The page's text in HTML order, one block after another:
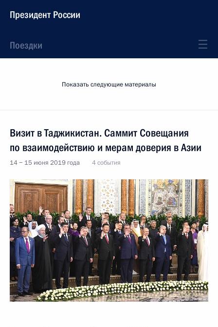
Президент России
Поездки
Показать следующие материалы
Визит в Таджикистан. Саммит Совещания
по взаимодействию и мерам доверия в Азии
14 − 15 июня 2019 года 4 события